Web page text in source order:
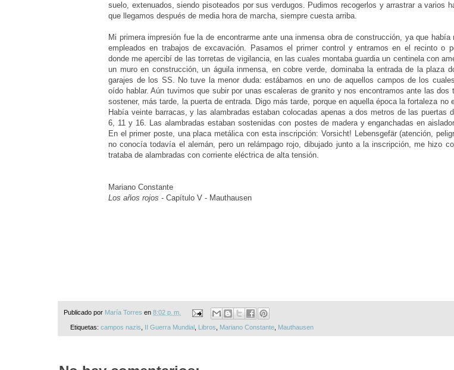
suelo, extenuados, siendo pisoteados por sus verdugos. Pudimos recogerlos y arrastrar a varios
que llegamos después de media hora de marcha, siempre cuesta arriba.
Mi primera impresión fue la de encontrarme ante una inmensa obra de construcción, ya que había
empleados en trabajos de excavación. Pasamos el primer control y entramos en el recinto o
donde me apercibí de las torretas de vigilancia, en las cuales montaba guardia un centinela con
un muro en construcción, un águila inmensa, en cobre verde, dominaba la entrada de la plaza
garajes de los SS. No tuve la menor duda: estábamos en uno de aquellos campos de los
oído hablar. Aún tuvimos que subir por unas escaleras de granito y nos encontramos ante las dos
sostener, más tarde, la puerta de entrada. Digo más tarde, porque en aquella época la fortaleza no
Había veinte barracas, y las alambradas estaban colocadas apenas a dos metros de las puertas
6, 11 y 16. Las alambradas estaban sostenidas con postes de madera y enganchadas en
En el primer poste, una placa metálica con esta inscripción: Vorsicht! Lebensgefär (atención,
no conocía todavía el alemán, pero un relámpago rojo, dibujado junto a la inscripción, me hizo
trataba de alambradas con corriente eléctrica de alta tensión.
Mariano Constante
Los años rojos - Capítulo V - Mauthausen
Publicado por María Torres en 8:02 p. m.
Etiquetas: campos nazis II Guerra Mundial, Libros Mariano Constante, Mauthausen